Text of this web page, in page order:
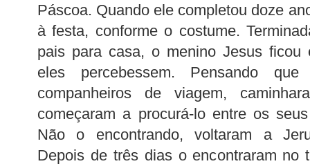
Páscoa. Quando ele completou doze
à festa, conforme o costume.
pais para casa, o menino Jesus ficou
eles percebessem. Pensando
companheiros de viagem,
começaram a procurá-lo entre os
Não o encontrando, voltaram a
Depois de três dias o encontraram no